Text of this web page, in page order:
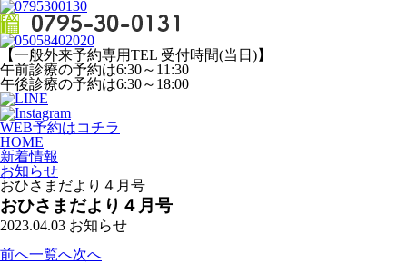
【一般外来予約専用TEL 受付時間(当日)】
午前診療の予約は6:30～11:30
午後診療の予約は6:30～18:00
WEB予約はコチラ
HOME
新着情報
お知らせ
おひさまだより４月号
おひさまだより４月号
2023.04.03 お知らせ
前へ一覧へ次へ